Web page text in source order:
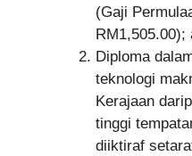
(Gaji
RM1,505.00);
Diploma
teknologi
Kerajaan
tinggi
diiktiraf